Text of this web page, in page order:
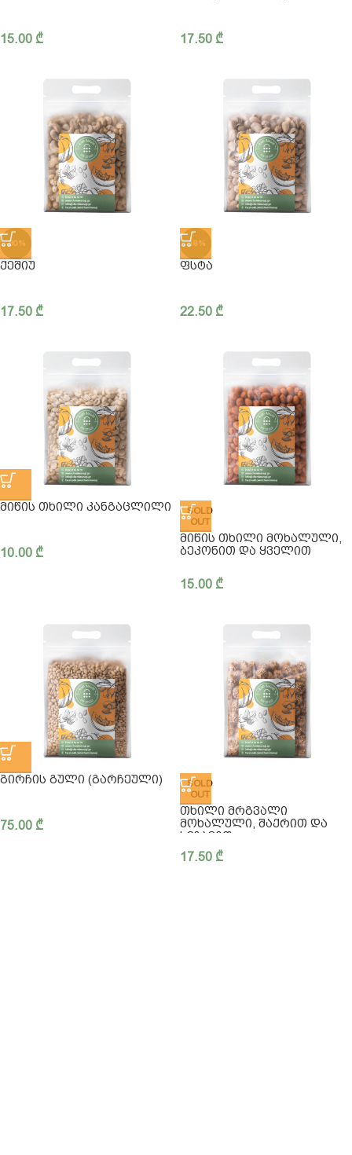
15.00 ₾ 17.50 ₾
-30%
ᲥᲔᲨᲘᲣ
17.50 ₾
-18%
ᲤᲡᲢᲐ
22.50 ₾
ᲛᲘᲬᲘᲡ ᲗᲮᲘᲚᲘ ᲙᲐᲜᲒᲐᲪᲚᲘᲚᲘ
10.00 ₾
SOLD
OUT
ᲛᲘᲬᲘᲡ ᲗᲮᲘᲚᲘ ᲛᲝᲮᲐᲚᲣᲚᲘ,
ᲑᲔᲙᲝᲜᲘᲗ ᲓᲐ ᲧᲕᲔᲚᲘᲗ
15.00 ₾
ᲒᲘᲠᲩᲘᲡ ᲒᲣᲚᲘ (ᲒᲐᲠᲩᲔᲣᲚᲘ)
75.00 ₾
SOLD
OUT
ᲗᲮᲘᲚᲘ ᲛᲠᲒᲕᲐᲚᲘ
ᲛᲝᲮᲐᲚᲣᲚᲘ, ᲨᲐᲥᲠᲘᲗ ᲓᲐ
ᲡᲔᲖᲐᲛᲘᲗ
17.50 ₾